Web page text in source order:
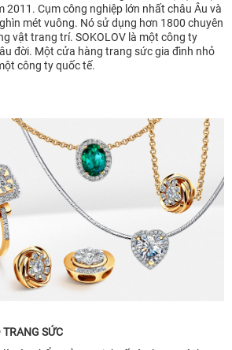
2011. Cụm công nghiệp lớn nhất châu Âu và
mét vuông. Nó sử dụng hơn 1800 chuyên
vật trang trí. SOKOLOV là một công ty
đời. Một cửa hàng trang sức gia đình nhỏ
công ty quốc tế.
TRANG SỨC